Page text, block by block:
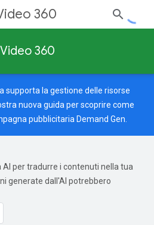
360
360
supporta la gestione delle risorse
nuova guida per scoprire come
pubblicitaria Demand Gen.
per tradurre i contenuti nella tua
generate dall'AI potrebbero